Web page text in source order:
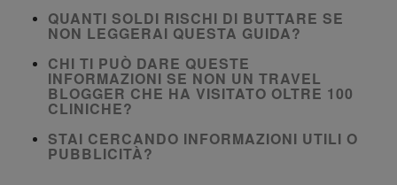
QUANTI SOLDI RISCHI DI BUTTARE SE
NON LEGGERAI QUESTA GUIDA?
CHI TI PUÒ DARE QUESTE
INFORMAZIONI SE NON UN TRAVEL
BLOGGER CHE HA VISITATO OLTRE 100
CLINICHE?
STAI CERCANDO INFORMAZIONI UTILI O
PUBBLICITÀ?